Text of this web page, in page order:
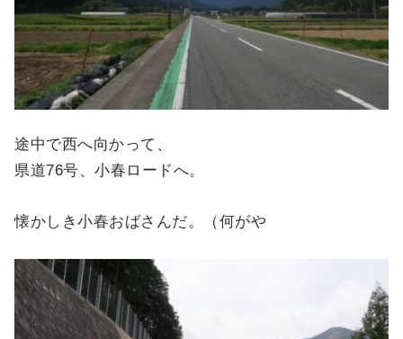
途中で西へ向かって、
県道76号、小春ロードへ。
懐かしき小春おばさんだ。（何がや